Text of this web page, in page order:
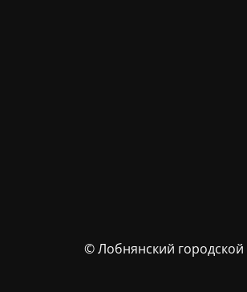
© Лобнянский городской